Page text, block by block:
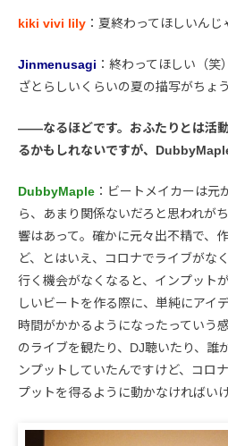
kiki vivi lily ：夏終わってほしいんじ
Jinmenusagi ：終わってほしい（
ざとらしいくらいの夏の描写がちょ
――なるほどです。おふたりとは活
るかもしれないですが、
DubbyMaple ：ビートメイカーは元
ら、あまり関係ないだろと思われが
響はあって。確かに元々出不精で、
ど、とはいえ、コロナでライブがな
行く機会がなくなると、インプット
しいビートを作る際に、単純にアイ
時間がかかるようになったっていう
のライブを観たり、DJ聴いたり、誰
ンプットしていたんですけど、コロ
プットを得るように動かなければい